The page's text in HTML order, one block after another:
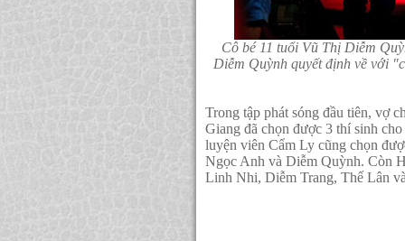
Cô bé 11 tuổi Vũ Thị Diễm
Diễm Quỳnh quyết định về với
Trong tập phát sóng đầu tiên, vợ
Giang đã chọn được 3 thí sinh
luyện viên Cẩm Ly cũng chọn
Ngọc Anh và Diễm Quỳnh. Còn
Linh Nhi, Diễm Trang, Thế Lân